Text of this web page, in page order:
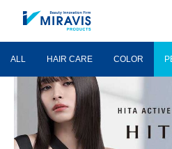
ALL HAIR CARE COLOR